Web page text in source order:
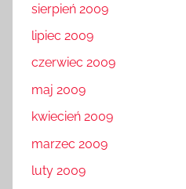
sierpień 2009
lipiec 2009
czerwiec 2009
maj 2009
kwiecień 2009
marzec 2009
luty 2009